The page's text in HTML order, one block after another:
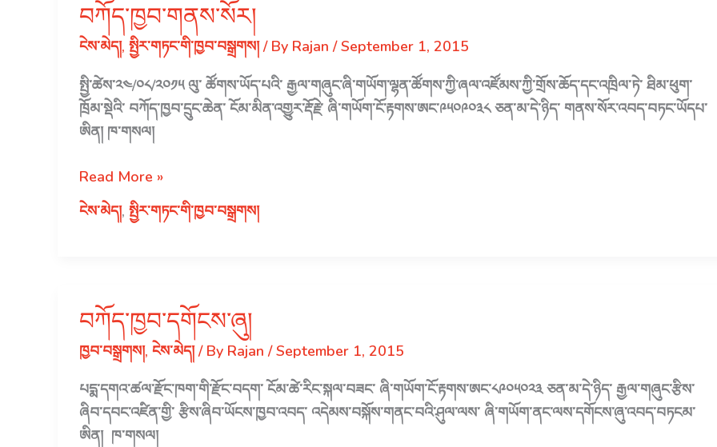
ཚང་
དང་
དྲི་
ཨའི་
སློབ་
གྲྭའི་
ཟླ་
ངོ་
༡༢
མཐོ་
ཤེས་
ཚད།
བཀོད་ཁྱབ་གནས་སོར།
ངེས་མེད།, སྤྱིར་གཏང་གི་ཁྱབ་བསྒྲགས།/ By Rajan /September 1, 2015
སྤྱི་ཚེས་༢༤/༠༨/༢༠༡༥ ལུ་ ཚོགས་ཡོད་པའི་ རྒྱལ་གཞུང་ཞི་གཡོག་ལྷན་ཚོགས་ཀྱི་ཞལ་འཛོམས་ཀྱི་གྲོས་ཆོད་དང་འཁྲིལ་ཏེ་ ཐིམ་ཕུག་
ཁྲོམ་སྡེའི་ བཀོད་ཁྱབ་དྲུང་ཆེན་ ངོམ་མིན་འགྱུར་རྡོ་རྗེ་ ཞི་གཡོག་ངོ་རྟགས་ཨང་༩༥༠༩༠༣༨ ཅན་མ་དེ་ཉིད་ གནས་སོར་འབད་བཏང་ཡོདཔ་
ཨིན། ཁ་གསལ།
བཀོད་
ཁྱབ་
Read More »
ངེས་མེད།, སྤྱིར་གཏང་གི་ཁྱབ་བསྒྲགས།
བཀོད་ཁྱབ་དགོངས་ཞུ།
ཁྱབ་བསྒྲགས།, ངེས་མེད།/ By Rajan /September 1, 2015
པདྨ་དགའ་ཚལ་རྫོང་ཁག་གི་རྫོང་བདག་ ངོམ་ཚེ་རིང་སྐལ་བཟང་ ཞི་གཡོག་ངོ་རྟགས་ཨང་༨༩༠༥༠༢༣ ཅན་མ་དེ་ཉིད་ རྒྱལ་གཞུང་རྩིས་
ཞིབ་དབང་འཛིན་གྱི་ རྩིས་ཞིབ་ཡོངས་ཁྱབ་འབད་ འདེམས་བསྐོས་གནང་བའི་ཤུལ་ལས་ ཞི་གཡོག་ནང་ལས་དགོངས་ཞུ་འབད་བཏངམ་
ཨིན། ཁ་གསལ།